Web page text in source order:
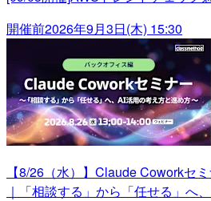
開催前2026年9月3日(木) 15:30
【8/26（水）】Claude Coworkセ
｜「相談する」から「任せる」へ